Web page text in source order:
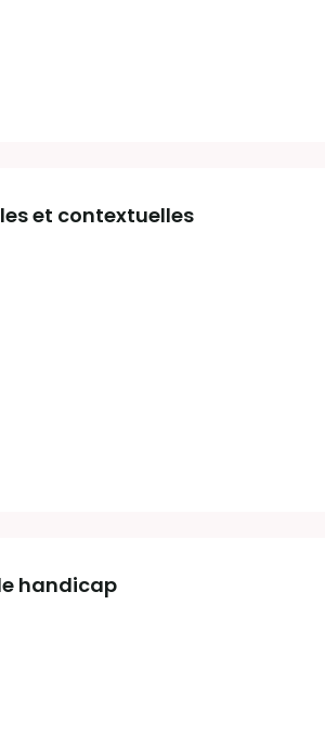
et contextuelles
handicap